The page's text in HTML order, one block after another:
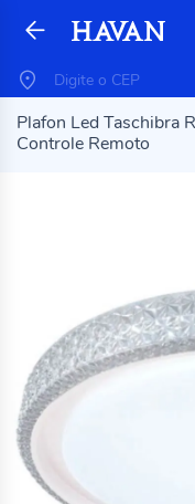
Plafon Led Taschibra
Controle Remoto